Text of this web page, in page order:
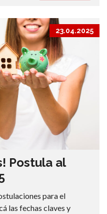
23.04.2025
Postula al
para el
las fechas claves y